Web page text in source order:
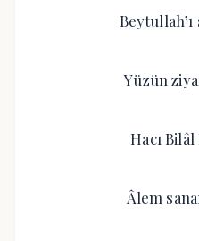
Yüzün
Hacı
Âlem